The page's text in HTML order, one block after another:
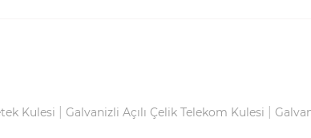
Kulesi Galvanizli Açılı Çelik Telekom Kulesi